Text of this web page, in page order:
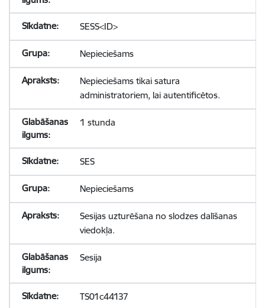
SESS<ID>
Nepieciešams
Nepieciešams tikai satura
administratoriem, lai autentificētos.
1 stunda
SES
Nepieciešams
Sesijas uzturēšana no slodzes dalīšanas
viedokļa.
Sesija
TS01c44137